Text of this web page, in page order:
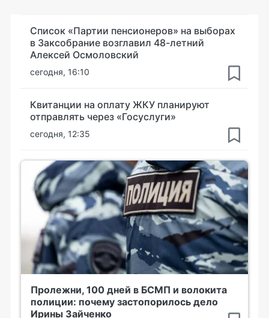
Список «Партии пенсионеров» на выборах
в Заксобрание возглавил 48-летний
Алексей Осмоловский
сегодня, 16:10
Квитанции на оплату ЖКУ планируют
отправлять через «Госуслуги»
сегодня, 12:35
Пролежни, 100 дней в БСМП и волокита
полиции: почему застопорилось дело
Ирины Зайченко